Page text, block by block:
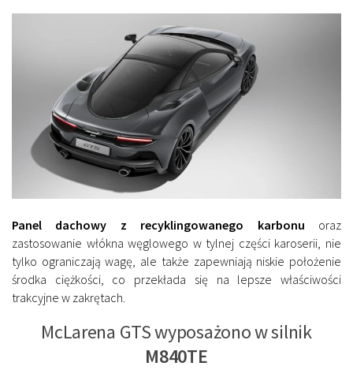
Panel dachowy z recyklingowanego karbonu oraz
zastosowanie włókna węglowego w tylnej części karoserii, nie
tylko ograniczają wagę, ale także zapewniają niskie położenie
środka ciężkości, co przekłada się na lepsze właściwości
trakcyjne w zakrętach.
McLarena GTS wyposażono w silnik
M840TE